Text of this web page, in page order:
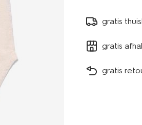
gratis
gratis
gratis